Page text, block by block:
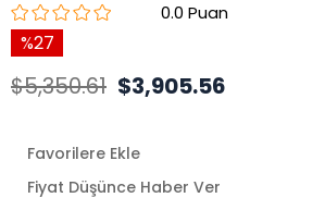
0.0
27
$5,350.61 $3,905.56
Favorilere Ekle
Fiyat Düşünce Haber Ver